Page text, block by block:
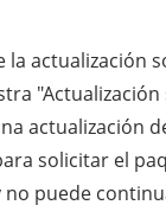
actualización
"Actualización
actualización
solicitar el
puede